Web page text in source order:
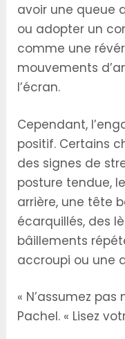
avoir une queue
ou adopter un
comme une
mouvements
l’écran.
Cependant,
positif. Certains
des signes de
posture tendue,
arrière, une tête
écarquillés, des
bâillements
accroupi ou une
« N’assumez
Pachel. « Lisez